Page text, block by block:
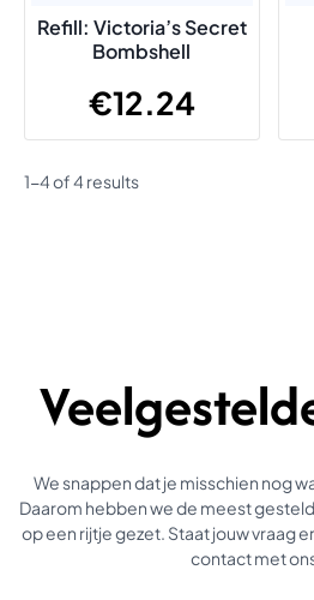
Refill: Victoria’s Secret
Bombshell
€12.24
1-4 of 4 results
We snappen dat je misschien nog
Daarom hebben we de meest
op een rijtje gezet. Staat jouw vraag
contact met